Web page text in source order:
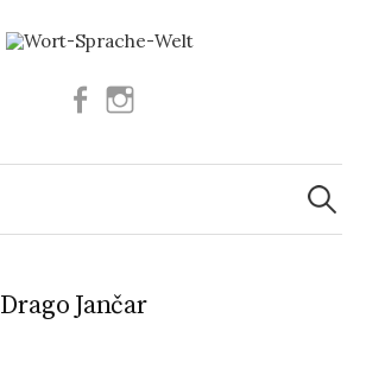
Facebook
Suchen
nach:
Drago Jančar